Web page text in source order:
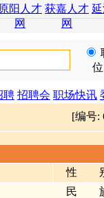
原阳人才
网
获嘉人才
网
位
聘 招聘会 职场快讯
[编号:
性
民